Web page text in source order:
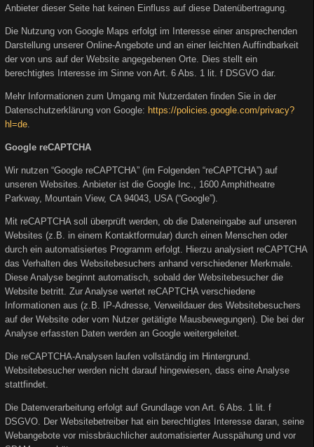
Anbieter dieser Seite hat keinen Einfluss auf diese Datenübertragung.
Die Nutzung von Google Maps erfolgt im Interesse einer ansprechenden
Darstellung unserer Online-Angebote und an einer leichten Auffindbarkeit
der von uns auf der Website angegebenen Orte. Dies stellt ein
berechtigtes Interesse im Sinne von Art. 6 Abs. 1 lit. f DSGVO dar.
Mehr Informationen zum Umgang mit Nutzerdaten finden Sie in der
Datenschutzerklärung von Google: https://policies.google.com/privacy?
hl=de
Google reCAPTCHA
Wir nutzen “Google reCAPTCHA” (im Folgenden “reCAPTCHA”) auf
unseren Websites. Anbieter ist die Google Inc., 1600 Amphitheatre
Parkway, Mountain View, CA 94043, USA (“Google”).
Mit reCAPTCHA soll überprüft werden, ob die Dateneingabe auf unseren
Websites (z.B. in einem Kontaktformular) durch einen Menschen oder
durch ein automatisiertes Programm erfolgt. Hierzu analysiert reCAPTCHA
das Verhalten des Websitebesuchers anhand verschiedener Merkmale.
Diese Analyse beginnt automatisch, sobald der Websitebesucher die
Website betritt. Zur Analyse wertet reCAPTCHA verschiedene
Informationen aus (z.B. IP-Adresse, Verweildauer des Websitebesuchers
auf der Website oder vom Nutzer getätigte Mausbewegungen). Die bei der
Analyse erfassten Daten werden an Google weitergeleitet.
Die reCAPTCHA-Analysen laufen vollständig im Hintergrund.
Websitebesucher werden nicht darauf hingewiesen, dass eine Analyse
stattfindet.
Die Datenverarbeitung erfolgt auf Grundlage von Art. 6 Abs. 1 lit. f
DSGVO. Der Websitebetreiber hat ein berechtigtes Interesse daran, seine
Webangebote vor missbräuchlicher automatisierter Ausspähung und vor